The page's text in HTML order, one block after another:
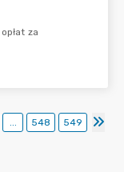
za
... 548 549